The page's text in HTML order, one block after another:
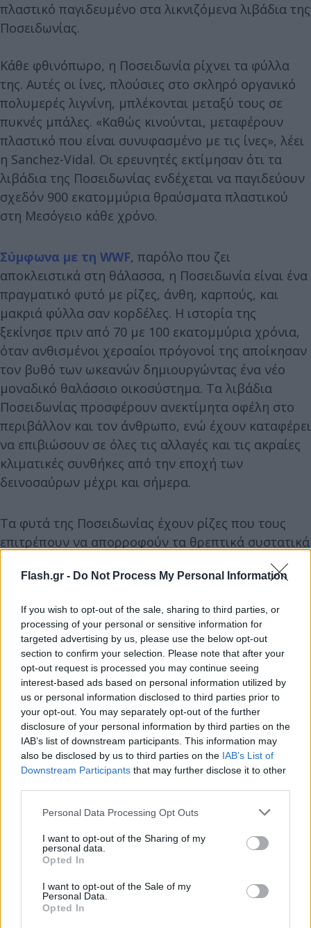
Flash.gr - Do Not Process My Personal Information
If you wish to opt-out of the sale, sharing to third parties, or
processing of your personal or sensitive information for
targeted advertising by us, please use the below opt-out
section to confirm your selection. Please note that after your
opt-out request is processed you may continue seeing
interest-based ads based on personal information utilized by
us or personal information disclosed to third parties prior to
your opt-out. You may separately opt-out of the further
disclosure of your personal information by third parties on the
IAB’s list of downstream participants. This information may
also be disclosed by us to third parties on the IAB’s List of
Downstream Participants that may further disclose it to other
Please note that this website/app uses one or more Google
not limited to your visit or usage behaviour. You may click to
grant or deny consent to Google and its third-party tags to
use your data for below specified purposes in below Google
consent section.
Personal Data Processing Opt Outs
I want to opt-out of the Sharing of my
personal data.
Opted In
I want to opt-out of the Sale of my
Personal Data.
Opted In
πλαστικό παγιδευμένο στα λικνιζόμενα λιβάδια της
Ποσειδωνίας.
Κάθε φθινόπωρο, η Ποσειδωνία ρίχνει τα φύλλα
της. Αυτές οι ίνες, πλούσιες στο σκληρό οργανικό
πολυμερές λιγνίνη, μπλέκονται μεταξύ τους σε
πυκνές μπάλες. «Καθώς κινούνται, μεταφέρουν
πλαστικό που είναι συνυφασμένο με τις ίνες», λέει
η Sanchez-Vidal. Οι ερευνητές εκτίμησαν ότι τα
λιβάδια της Ποσειδωνίας ενδέχεται να παγιδεύουν
σχεδόν 900 εκατομμύρια θραύσματα πλαστικού
στη Μεσόγειο κάθε χρόνο.
Σύμφωνα με τη WWF, παρόλο που ζει
αποκλειστικά στη θάλασσα, η Ποσειδωνία είναι ένα
πραγματικό φυτό με ρίζες, άνθη, καρπούς, και
μακριά φύλλα σαν κορδέλες. Η ιστορία της
ξεκίνησε πριν από 70 με 100 εκατομμύρια χρόνια,
όταν ανθισμένοι χερσαίοι πρόγονοί της αποίκησαν
τον βυθό των ωκεανών δημιουργώντας ένα νέο
μοναδικό θαλάσσιο οικοσύστημα. Τα λιβάδια
Ποσειδωνίας προσφέρουν ανεκτίμητα οφέλη στο
περιβάλλον και τον άνθρωπο, ενώ έχουν καταφέρει
να επιβιώσουν σε όλες τις αλλαγές και τις ακραίες
κλιματικές συνθήκες από την εποχή των
δεινοσαύρων μέχρι και σήμερα.
Τα φυτά της Ποσειδωνίας έχουν ρίζες που τους
επιτρέπουν να απορροφούν τα θρεπτικά συστατικά
Αναπτύσσονται εξαιρετικά αργά (1 εκατοστό ανά
Τα λιβάδια Ποσειδωνίας αποτελούν βασικό
βιότοπο για διάφορα θαλάσσια είδη. Δεν είναι μόνο
ένας τόπος όπου ζουν και τρέφονται πολλά ψάρια,
αλλά και ένας σημαντικός τόπος αναπαραγωγής και
τροφοληψίας για πολλά θαλάσσια είδη. Επιπλέον,
οι Ποσειδωνίες παρέχουν εξαιρετικά σημαντικές
οικοσυστημικές υπηρεσίες, όπως η δέσμευση
άνθρακα, λειτουργώντας ως αποθήκες ή αλλιώς
καταβόθρες άνθρακα (carbon sinks), η προστασία
των παραλιών από τη διάβρωση, η φιλοξενία
πολλών θαλάσσιων ειδών, κ.α.